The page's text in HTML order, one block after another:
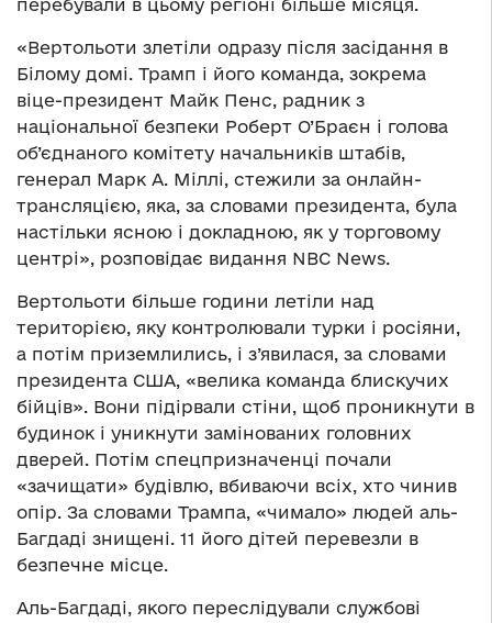
перебували в цьому регіоні більше місяця.
«Вертольоти злетіли одразу після засідання в
Білому домі. Трамп і його команда, зокрема
віце-президент Майк Пенс, радник з
національної безпеки Роберт О’Браєн і голова
об’єднаного комітету начальників штабів,
генерал Марк А. Міллі, стежили за онлайн-
трансляцією, яка, за словами президента, була
настільки ясною і докладною, як у торговому
центрі», розповідає видання NBC News.
Вертольоти більше години летіли над
територією, яку контролювали турки і росіяни,
а потім приземлились, і з’явилася, за словами
президента США, «велика команда блискучих
бійців». Вони підірвали стіни, щоб проникнути в
будинок і уникнути замінованих головних
дверей. Потім спецпризначенці почали
«зачищати» будівлю, вбиваючи всіх, хто чинив
опір. За словами Трампа, «чимало» людей аль-
Багдаді знищені. 11 його дітей перевезли в
безпечне місце.
Аль-Багдаді, якого переслідували службові